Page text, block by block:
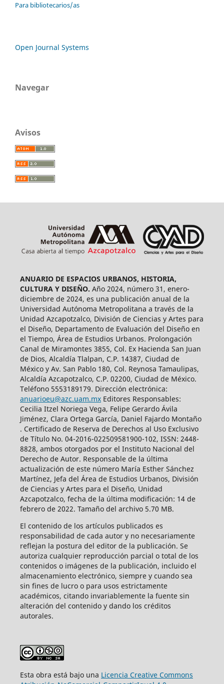
Para bibliotecarios/as
Open Journal Systems
Navegar
Avisos
ANUARIO DE ESPACIOS URBANOS, HISTORIA,
CULTURA Y DISEÑO. Año 2024, número 31, enero-
diciembre de 2024, es una publicación anual de la
Universidad Autónoma Metropolitana a través de la
Unidad Azcapotzalco, División de Ciencias y Artes para
el Diseño, Departamento de Evaluación del Diseño en
el Tiempo, Área de Estudios Urbanos. Prolongación
Canal de Miramontes 3855, Col. Ex Hacienda San Juan
de Dios, Alcaldía Tlalpan, C.P. 14387, Ciudad de
México y Av. San Pablo 180, Col. Reynosa Tamaulipas,
Alcaldía Azcapotzalco, C.P. 02200, Ciudad de México.
Teléfono 5553189179. Dirección electrónica:
anuarioeu@azc.uam.mxEditores Responsables:
Cecilia Itzel Noriega Vega, Felipe Gerardo Ávila
Jiménez, Clara Ortega García, Daniel Fajardo Montaño
. Certificado de Reserva de Derechos al Uso Exclusivo
de Título No. 04-2016-022509581900-102, ISSN: 2448-
8828, ambos otorgados por el Instituto Nacional del
Derecho de Autor. Responsable de la última
actualización de este número María Esther Sánchez
Martínez, Jefa del Área de Estudios Urbanos, División
de Ciencias y Artes para el Diseño, Unidad
Azcapotzalco, fecha de la última modificación: 14 de
febrero de 2022. Tamaño del archivo 5.70 MB.
El contenido de los artículos publicados es
responsabilidad de cada autor y no necesariamente
reflejan la postura del editor de la publicación. Se
autoriza cualquier reproducción parcial o total de los
contenidos o imágenes de la publicación, incluido el
almacenamiento electrónico, siempre y cuando sea
sin fines de lucro o para usos estrictamente
académicos, citando invariablemente la fuente sin
alteración del contenido y dando los créditos
autorales.
Esta obra está bajo una Licencia Creative Commons